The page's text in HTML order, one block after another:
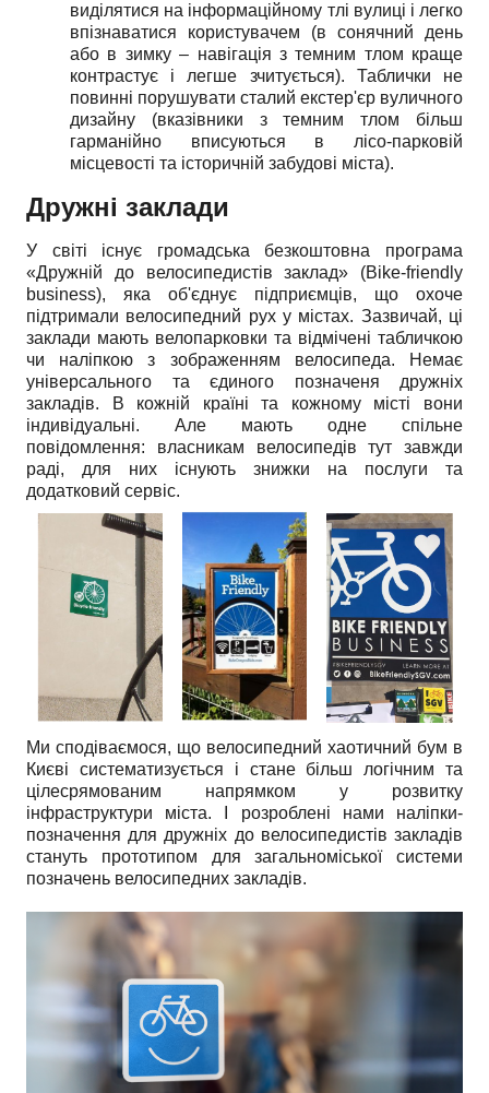
виділятися на інформаційному тлі вулиці і легко
впізнаватися користувачем (в сонячний день
або в зимку – навігація з темним тлом краще
контрастує і легше зчитується). Таблички не
повинні порушувати сталий екстер'єр вуличного
дизайну (вказівники з темним тлом більш
гарманійно вписуються в лісо-парковій
місцевості та історичній забудові міста).
Дружні заклади
У світі існує громадська безкоштовна програма
«Дружній до велосипедистів заклад» (Bike-friendly
business), яка об'єднує підприємців, що охоче
підтримали велосипедний рух у містах. Зазвичай, ці
заклади мають велопарковки та відмічені табличкою
чи наліпкою з зображенням велосипеда. Немає
універсального та єдиного позначеня дружніх
закладів. В кожній країні та кожному місті вони
індивідуальні. Але мають одне спільне
повідомлення: власникам велосипедів тут завжди
раді, для них існують знижки на послуги та
додатковий сервіс.
Ми сподіваємося, що велосипедний хаотичний бум в
Києві систематизується і стане більш логічним та
цілесрямованим напрямком у розвитку
інфраструктури міста. І розроблені нами наліпки-
позначення для дружніх до велосипедистів закладів
стануть прототипом для загальноміської системи
позначень велосипедних закладів.